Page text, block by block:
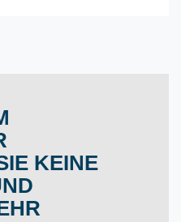
KEINE